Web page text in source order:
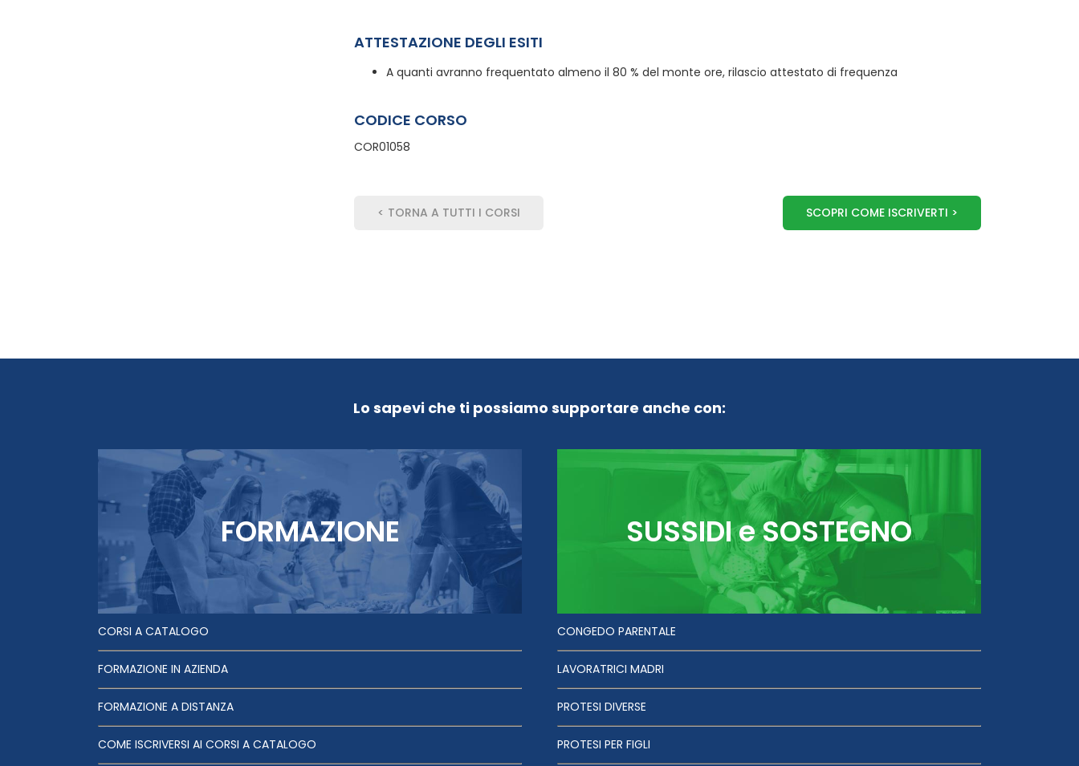
ATTESTAZIONE DEGLI ESITI
A quanti avranno frequentato almeno il 80 % del monte ore, rilascio attestato di frequenza
CODICE CORSO
COR01058
< TORNA A TUTTI I CORSI SCOPRI COME ISCRIVERTI >
Lo sapevi che ti possiamo supportare anche con:
FORMAZIONE
CORSI A CATALOGO
FORMAZIONE IN AZIENDA
FORMAZIONE A DISTANZA
COME ISCRIVERSI AI CORSI A CATALOGO
SUSSIDI e SOSTEGNO
CONGEDO PARENTALE
LAVORATRICI MADRI
PROTESI DIVERSE
PROTESI PER FIGLI